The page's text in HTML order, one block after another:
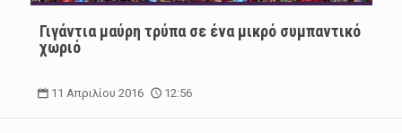
Γιγάντια μαύρη τρύπα σε ένα μικρό συμπαντικό
χωριό
11 Απριλίου 2016 12:56